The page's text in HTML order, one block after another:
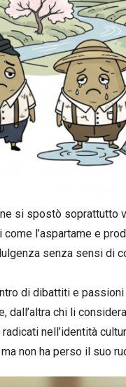
si spostò soprattutto
l’aspartame e
senza sensi di
di dibattiti e
dall’altra chi li
nell’identità
non ha perso il suo